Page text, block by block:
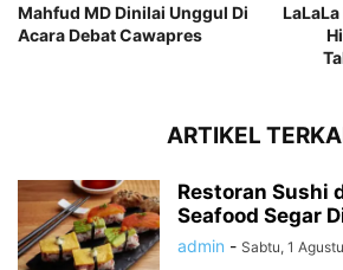
Mahfud MD Dinilai Unggul Di
Acara Debat Cawapres
ARTIKEL
Restoran Sushi
Seafood Segar
admin - Sabtu, 1